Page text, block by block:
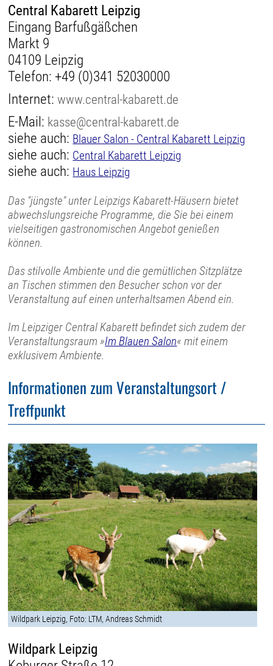
Central Kabarett Leipzig
Eingang Barfußgäßchen
Markt 9
04109 Leipzig
Telefon: +49 (0)341 52030000
Internet:www.central-kabarett.de
E-Mail: kasse@central-kabarett.de
siehe auch: Blauer Salon - Central Kabarett Leipzig
siehe auch: Central Kabarett Leipzig
siehe auch: Haus Leipzig
Das "jüngste" unter Leipzigs Kabarett-Häusern bietet
abwechslungsreiche Programme, die Sie bei einem
vielseitigen gastronomischen Angebot genießen
können.
Das stilvolle Ambiente und die gemütlichen Sitzplätze
an Tischen stimmen den Besucher schon vor der
Veranstaltung auf einen unterhaltsamen Abend ein.
Im Leipziger Central Kabarett befindet sich zudem der
Veranstaltungsraum »Im Blauen Salon« mit einem
exklusivem Ambiente.
Informationen zum Veranstaltungsort /
Treffpunkt
Wildpark Leipzig, Foto: LTM, Andreas Schmidt
Wildpark Leipzig